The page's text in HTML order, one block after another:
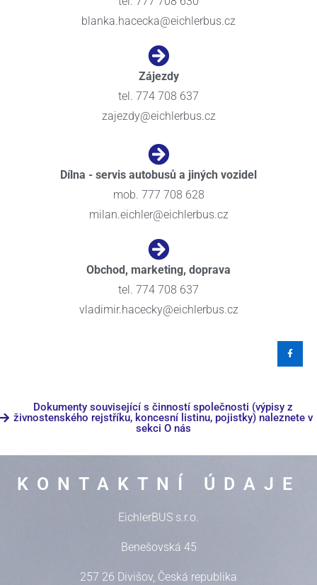
blanka.hacecka@eichlerbus.cz
Zájezdy
tel. 774 708 637
zajezdy@eichlerbus.cz
Dílna - servis autobusů a jiných vozidel
mob. 777 708 628
milan.eichler@eichlerbus.cz
Obchod, marketing, doprava
tel. 774 708 637
vladimir.hacecky@eichlerbus.cz
Dokumenty související s činností společnosti (výpisy z
živnostenského rejstříku, koncesní listinu, pojistky) naleznete v
sekci O nás
KONTAKTNÍ ÚDAJE
EichlerBUS s.r.o.
Benešovská 45
257 26 Divišov, Česká republika